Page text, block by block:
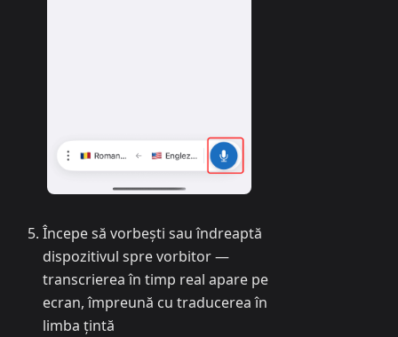
Începe să vorbești sau îndreaptă
dispozitivul spre vorbitor —
transcrierea în timp real apare pe
ecran, împreună cu traducerea în
limba țintă